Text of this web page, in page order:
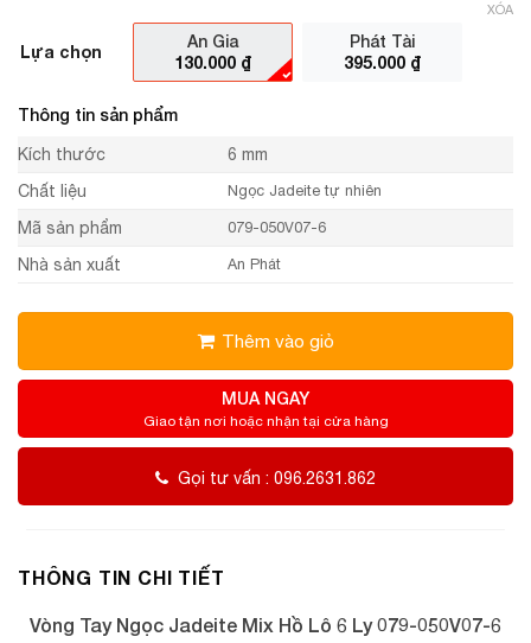
Lựa chọn
An Gia
130.000 ₫
Phát Tài
395.000 ₫
XÓA
Thông tin sản phẩm
Kích thước
6 mm
Chất liệu
Ngọc Jadeite tự nhiên
Mã sản phẩm 079-050V07-6
Nhà sản xuất An Phát
Thêm vào giỏ
MUA NGAY
Giao tận nơi hoặc nhận tại cửa hàng
Gọi tư vấn : 096.2631.862
THÔNG TIN CHI TIẾT
Vòng Tay Ngọc Jadeite Mix Hồ Lô 6 Ly 079-050V07-6